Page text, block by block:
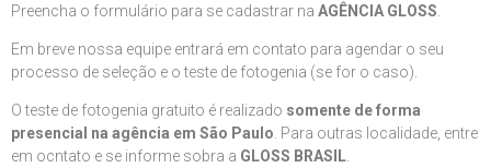
Preencha o formulário para se cadastrar na AGÊNCIA GLOSS
Em breve nossa equipe entrará em contato para agendar o seu
processo de seleção e o teste de fotogenia (se for o caso).
O teste de fotogenia gratuito é realizado somente de forma
presencial na agência em São Paulo . Para outras localidade, entre
em ocntato e se informe sobra a GLOSS BRASIL